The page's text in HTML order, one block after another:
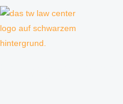
Zum